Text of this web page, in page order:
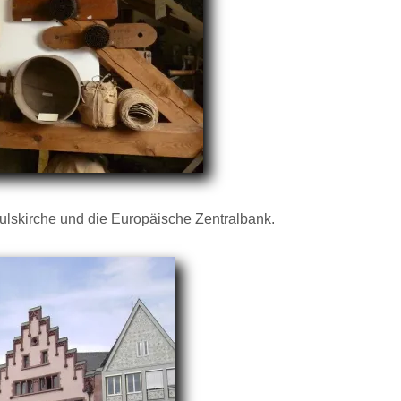
und die Europäische Zentralbank.